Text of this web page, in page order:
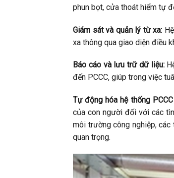
phun bọt, cửa thoát hiểm tự
Giám sát và quản lý từ xa:
xa thông qua giao diện điều
Báo cáo và lưu trữ dữ liệu:
đến PCCC, giúp trong việc
Tự động hóa hệ thống PCCC
của con người đối với các
môi trường công nghiệp,
quan trọng.